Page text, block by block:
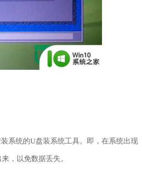
系统的U盘装系统工具。即，在系统出现
，以免数据丢失。